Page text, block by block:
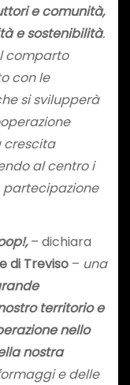
e comunità,
e sostenibilità.
comparto
con le
si svilupperà
crescita
al centro i
– dichiara
di Treviso – una
territorio e
nello
nostra
e delle